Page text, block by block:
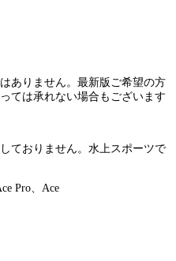
ありません。最新版ご希望の方
ては承れない場合もございます
ておりません。水上スポーツで
Pro、Ace